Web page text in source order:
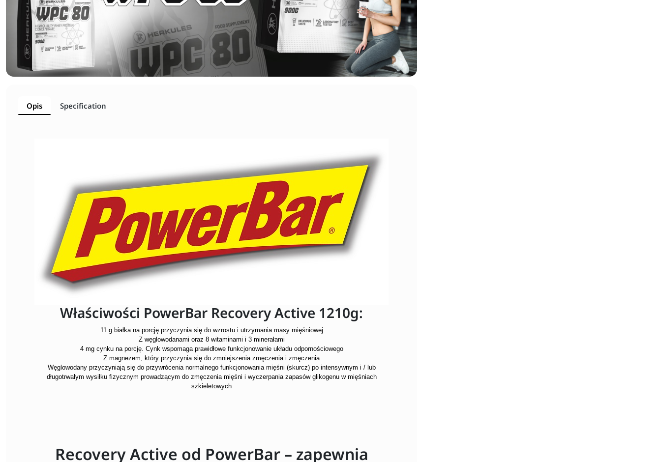
Opis Specification
Właściwości PowerBar Recovery Active 1210g:
11 g białka na porcję przyczynia się do wzrostu i utrzymania masy mięśniowej
Z węglowodanami oraz 8 witaminami i 3 minerałami
4 mg cynku na porcję. Cynk wspomaga prawidłowe funkcjonowanie układu odpornościowego
Z magnezem, który przyczynia się do zmniejszenia zmęczenia i zmęczenia
Węglowodany przyczyniają się do przywrócenia normalnego funkcjonowania mięśni (skurcz) po intensywnym i / lub
długotrwałym wysiłku fizycznym prowadzącym do zmęczenia mięśni i wyczerpania zapasów glikogenu w mięśniach
szkieletowych
Recovery Active od PowerBar – zapewnia